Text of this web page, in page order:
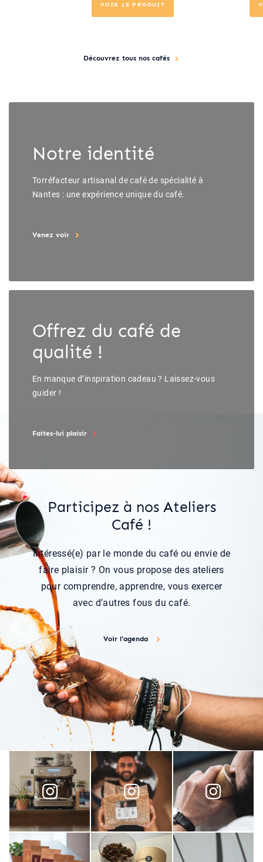
VOIR LE PRODUIT
Découvrez tous nos cafés
Notre identité
Torréfacteur artisanal de café de spécialité à
Nantes : une expérience unique du café.
Venez voir
Offrez du café de
qualité !
En manque d’inspiration cadeau ? Laissez-vous
guider !
Faites-lui plaisir
Participez à nos Ateliers
Café !
Intéressé(e) par le monde du café ou envie de
faire plaisir ? On vous propose des ateliers
pour comprendre, apprendre, vous exercer
avec d’autres fous du café.
Voir l'agenda